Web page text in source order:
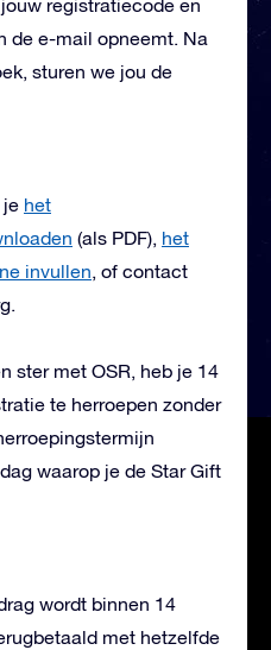
registratiecode en
de e-mail opneemt. Na
sturen we jou de
je het
(als PDF), het
invullen, of contact
.
ster met OSR, heb je 14
te herroepen zonder
waarop je de Star Gift
wordt binnen 14
met hetzelfde